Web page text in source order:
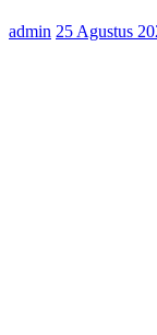
admin 25 Agustus